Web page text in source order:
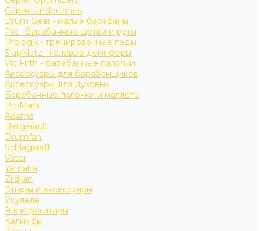
Серия Undertones
Drum Gear - малые барабаны
Flix - барабанные щетки и руты
Prologix - тренировочные пэды
SlapKlatz - гелевые демпферы
Vic Firth - барабанные палочки
Аксессуары для барабанщиков
Аксессуары для духовых
Барабанные палочки и маллеты
ProMark
Adams
Bergerault
Drumfan
Schlagkraft
Vater
Yamaha
Zildjian
Гитары и аксессуары
Укулеле
Электрогитары
Калимбы